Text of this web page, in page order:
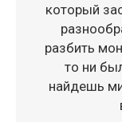
который
разбить
то ни
найдешь